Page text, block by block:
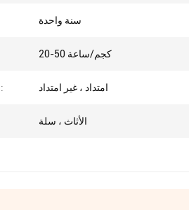
سنة واحدة
20-50 كجم/ساعة
قمة الروطان: امتداد ، غير امتداد
الأثاث ، سلة